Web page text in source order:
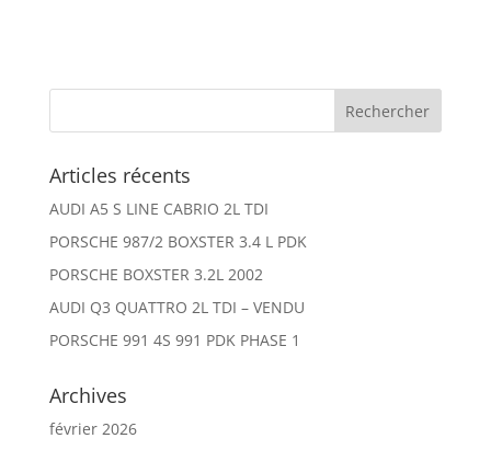
Articles récents
AUDI A5 S LINE CABRIO 2L TDI
PORSCHE 987/2 BOXSTER 3.4 L PDK
PORSCHE BOXSTER 3.2L 2002
AUDI Q3 QUATTRO 2L TDI – VENDU
PORSCHE 991 4S 991 PDK PHASE 1
Archives
février 2026